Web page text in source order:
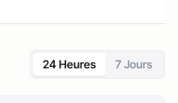
24 Heures 7 Jours